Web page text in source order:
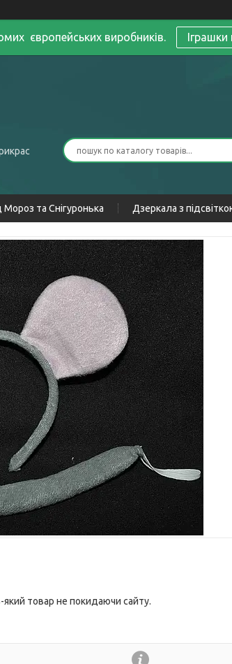
європейських виробників.
Мороз та Снігуронька Дзеркала з
товар не покидаючи сайту.